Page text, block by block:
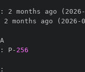
: 2 months ago (2026 -
2 months ago (2026 -
: P- 256
: